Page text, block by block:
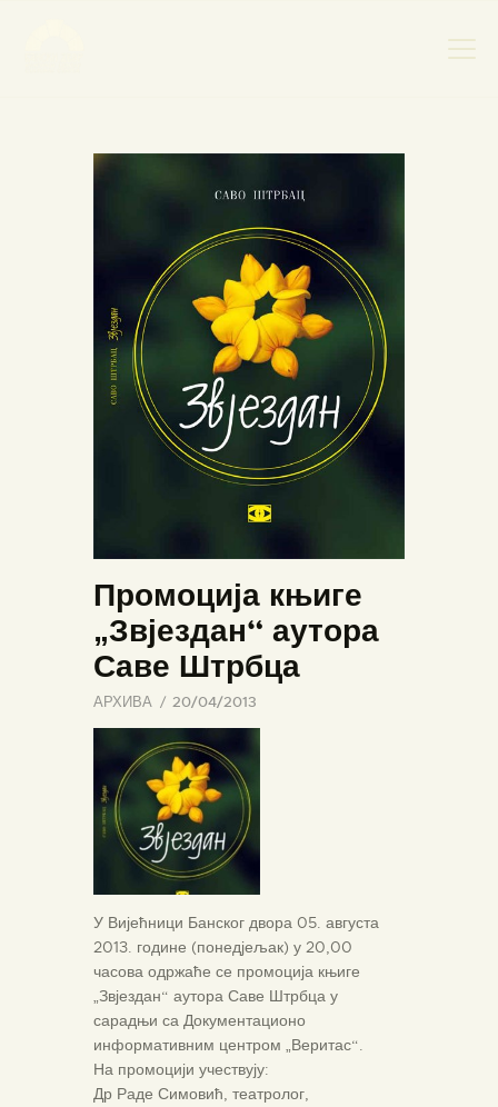
НАСЛОВНА
НАЈАВА ДОГАЂАЈА
БАНСКИ ДВОР
ФОТОГРАФИЈЕ
ВИДЕО
КОНТАКТ
Промоција књиге
„Звјездан“ аутора
Саве Штрбца
АРХИВА 20/04/2013
У Вијећници Банског двора 05. августа
2013. године (понедјељак) у 20,00
часова одржаће се промоција књиге
„Звјездан“ аутора Саве Штрбца у
сарадњи са Документационо
информативним центром „Веритас“.
На промоцији учествују:
Др Раде Симовић, театролог,